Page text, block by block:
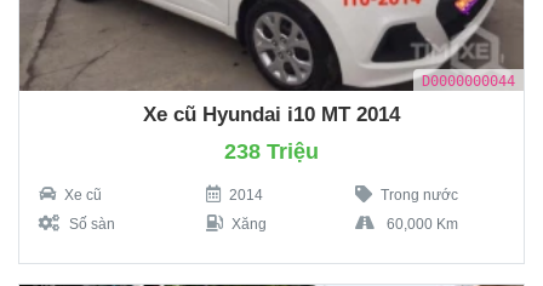
D0000000044
Xe cũ Hyundai i10 MT 2014
238 Triệu
Xe cũ 2014
Trong nước
Số sàn
Xăng 60,000 Km